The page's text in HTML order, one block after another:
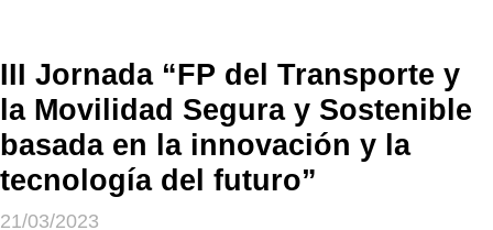
III Jornada “FP del Transporte y
la Movilidad Segura y Sostenible
basada en la innovación y la
tecnología del futuro”
21/03/2023